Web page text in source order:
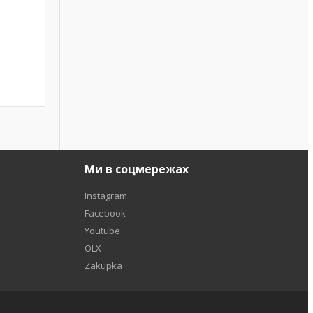
Ми в соцмережах
Instagram
Facebook
Youtube
OLX
Zakupka